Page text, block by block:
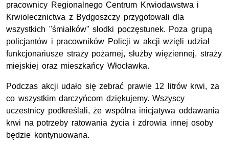
pracownicy Regionalnego Centrum Krwiodawstwa i
Krwiolecznictwa z Bydgoszczy przygotowali dla
wszystkich "śmiałków" słodki poczęstunek. Poza grupą
policjantów i pracowników Policji w akcji wzięli udział
funkcjonariusze straży pożarnej, służby więziennej, straży
miejskiej oraz mieszkańcy Włocławka.
Podczas akcji udało się zebrać prawie 12 litrów krwi, za
co wszystkim darczyńcom dziękujemy. Wszyscy
uczestnicy podkreślali, że wspólna inicjatywa oddawania
krwi na potrzeby ratowania życia i zdrowia innej osoby
będzie kontynuowana.